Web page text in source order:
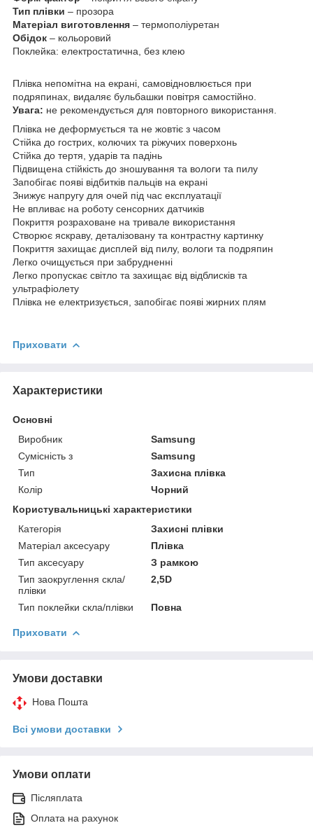
Тип плівки – прозора
Матеріал виготовлення – термополіуретан
Обідок – кольоровий
Поклейка: електростатична, без клею
Плівка непомітна на екрані, самовідновлюється при
подряпинах, видаляє бульбашки повітря самостійно.
Увага: не рекомендується для повторного використання.
Плівка не деформується та не жовтіє з часом
Стійка до гострих, колючих та ріжучих поверхонь
Стійка до тертя, ударів та падінь
Підвищена стійкість до зношування та вологи та пилу
Запобігає появі відбитків пальців на екрані
Знижує напругу для очей під час експлуатації
Не впливає на роботу сенсорних датчиків
Покриття розраховане на тривале використання
Створює яскраву, деталізовану та контрастну картинку
Покриття захищає дисплей від пилу, вологи та подряпин
Легко очищується при забрудненні
Легко пропускає світло та захищає від відблисків та
ультрафіолету
Плівка не електризується, запобігає появі жирних плям
Приховати
Характеристики
Основні
Виробник
Samsung
Сумісність з
Samsung
Тип
Захисна плівка
Колір
Чорний
Користувальницькі характеристики
Категорія
Захисні плівки
Матеріал аксесуару
Плівка
Тип аксесуару
З рамкою
Тип заокруглення скла/
плівки
2,5D
Тип поклейки скла/плівки Повна
Приховати
Умови доставки
Нова Пошта
Всі умови доставки
Умови оплати
Післяплата
Оплата на рахунок